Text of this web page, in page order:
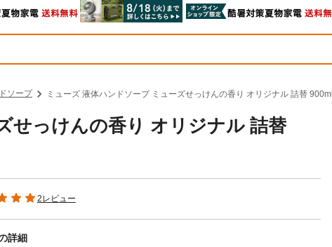
ソープ ミューズ 液体ハンドソープ ミューズせっけんの香り オリジナル 詰替 900ml
せっけんの香り オリジナル 詰替
2レビュー
詳細